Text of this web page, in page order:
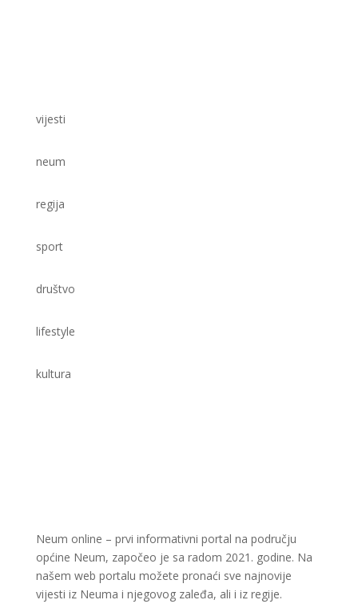
vijesti
neum
regija
sport
društvo
lifestyle
kultura
Neum online – prvi informativni portal na području
općine Neum, započeo je sa radom 2021. godine. Na
našem web portalu možete pronaći sve najnovije
vijesti iz Neuma i njegovog zaleđa, ali i iz regije.